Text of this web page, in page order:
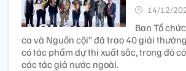
14/12/
Ban Tổ
ca và Nguồn cội” đã trao 40 giải
có tác phẩm dự thi xuất sắc, trong đó
các tác giả nước ngoài.